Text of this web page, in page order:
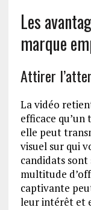
Les
marque
Attirer
La vidéo
efficace qu’un
elle peut
visuel sur qui
candidats sont
multitude
captivante
leur intérêt et